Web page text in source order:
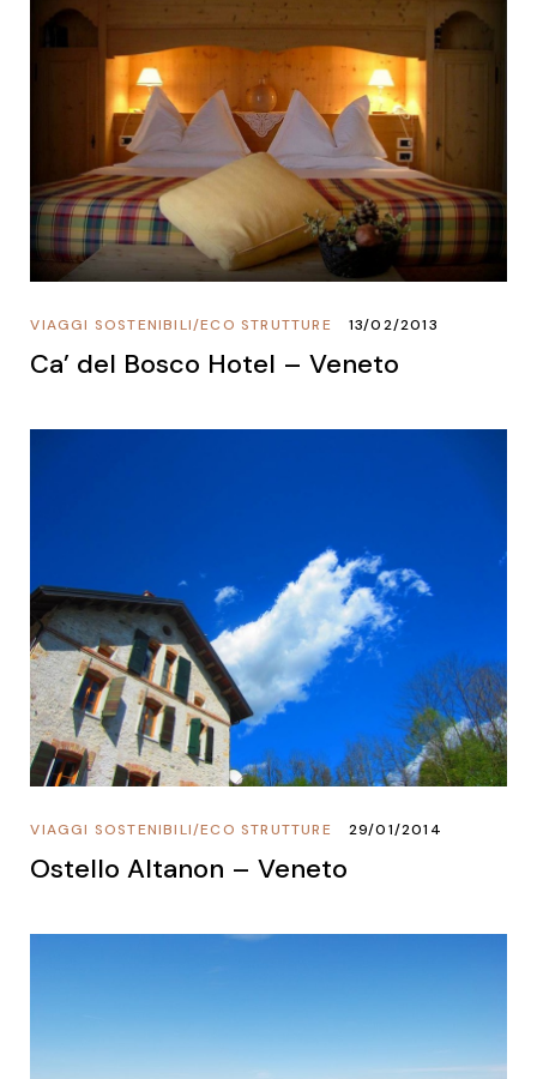
ECO STRUTTURE
/
VIAGGI SOSTENIBILI 13/02/2013
Ca’ del Bosco Hotel – Veneto
ECO STRUTTURE
/
VIAGGI SOSTENIBILI 29/01/2014
Ostello Altanon – Veneto